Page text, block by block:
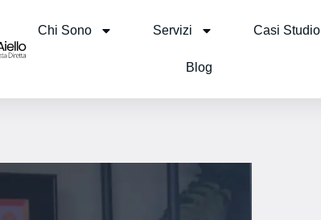
Chi Sono Servizi Casi Studio
Blog